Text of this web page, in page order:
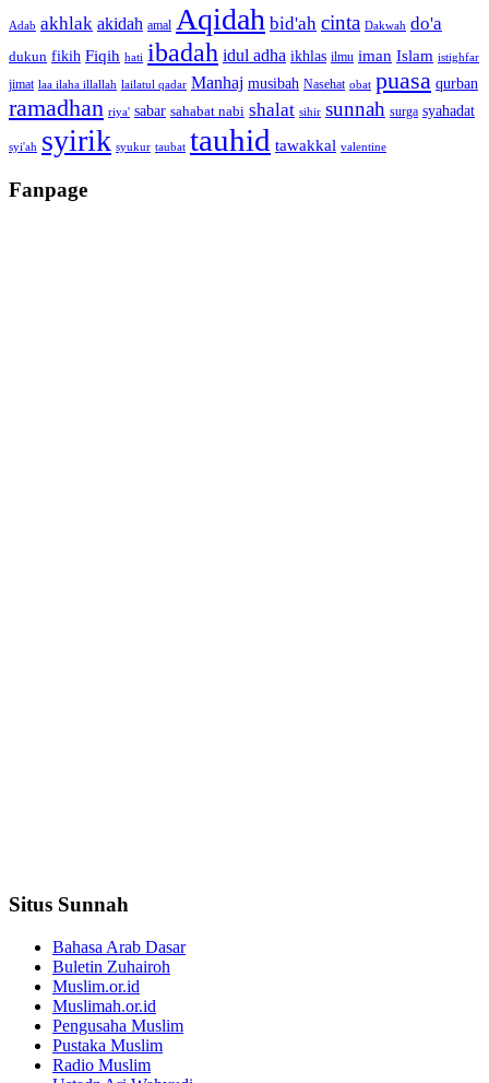
Adab akhlak akidah amal Aqidah bid'ah cinta Dakwah do'a
dukun fikih Fiqih hati ibadah idul adha ikhlas ilmu iman Islam istighfar
jimat laa ilaha illallah lailatul qadar Manhaj musibah Nasehat obat puasa qurban
ramadhan riya' sabar sahabat nabi shalat sihir sunnah surga syahadat
syi'ah syirik syukur taubat tauhid tawakkal valentine
Fanpage
Situs Sunnah
Bahasa Arab Dasar
Buletin Zuhairoh
Muslim.or.id
Muslimah.or.id
Pengusaha Muslim
Pustaka Muslim
Radio Muslim